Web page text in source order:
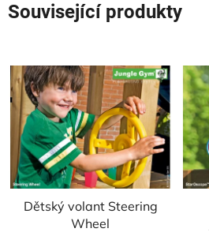
Související produkty
Dětský volant Steering
Wheel